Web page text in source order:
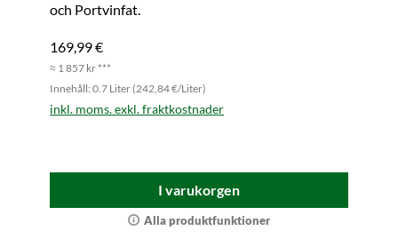
och Portvinfat.
169,99 €
≈ 1 857 kr ***
Innehåll: 0.7 Liter (242,84 €/Liter)
inkl. moms. exkl. fraktkostnader
I varukorgen
Alla produktfunktioner